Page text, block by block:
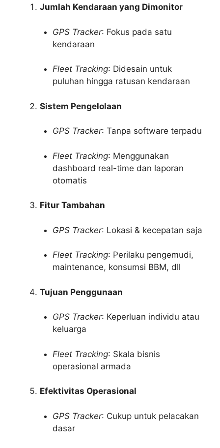
Jumlah Kendaraan yang Dimonitor
GPS Tracker: Fokus pada satu
kendaraan
Fleet Tracking: Didesain untuk
puluhan hingga ratusan kendaraan
Sistem Pengelolaan
GPS Tracker: Tanpa software terpadu
Fleet Tracking: Menggunakan
dashboard real-time dan laporan
otomatis
Fitur Tambahan
GPS Tracker: Lokasi & kecepatan saja
Fleet Tracking: Perilaku pengemudi,
maintenance, konsumsi BBM, dll
Tujuan Penggunaan
GPS Tracker: Keperluan individu atau
keluarga
Fleet Tracking: Skala bisnis
operasional armada
Efektivitas Operasional
GPS Tracker: Cukup untuk pelacakan
dasar